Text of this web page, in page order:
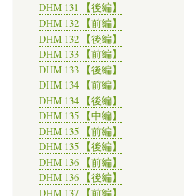
DHM 131 【後編】
DHM 132 【前編】
DHM 132 【後編】
DHM 133 【前編】
DHM 133 【後編】
DHM 134 【前編】
DHM 134 【後編】
DHM 135 【中編】
DHM 135 【前編】
DHM 135 【後編】
DHM 136 【前編】
DHM 136 【後編】
DHM 137 【前編】